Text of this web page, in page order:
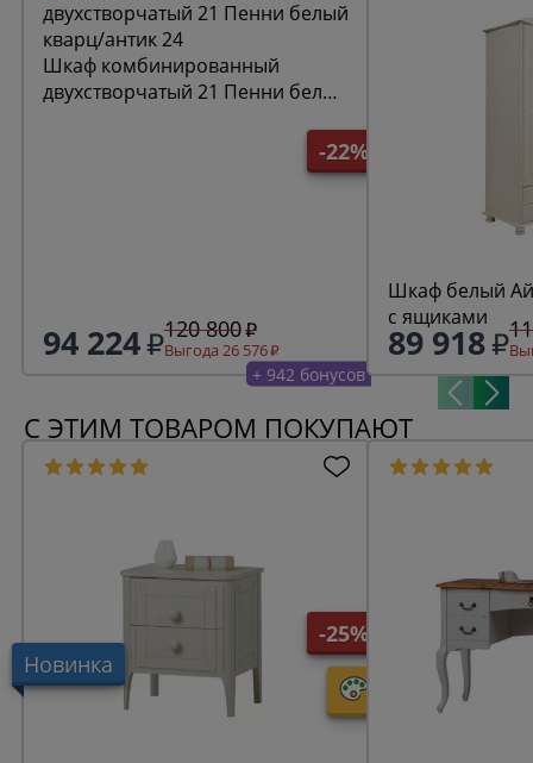
-22%
Шкаф комбинированный
двухстворчатый 21 Пенни белый
94 224 120 800
Выгода 26 576
+ 942 бонусов
Шкаф белый
с ящиками
89 918
С ЭТИМ ТОВАРОМ ПОКУПАЮТ
Новинка
-25%